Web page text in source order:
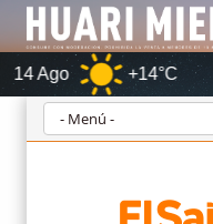
+14°C 15 Ago